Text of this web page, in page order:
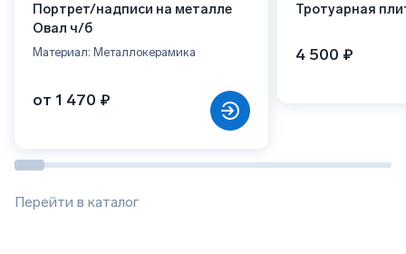
Портрет/надписи на металле
Овал ч/б
Материал: Металлокерамика
от 1 470 ₽
Тротуарная
4 500 ₽
Перейти в каталог